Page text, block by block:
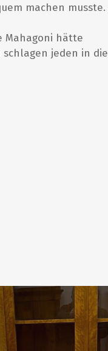
machen musste.
Mahagoni hätte
jeden in die